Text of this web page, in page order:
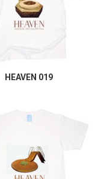
HEAVEN 019